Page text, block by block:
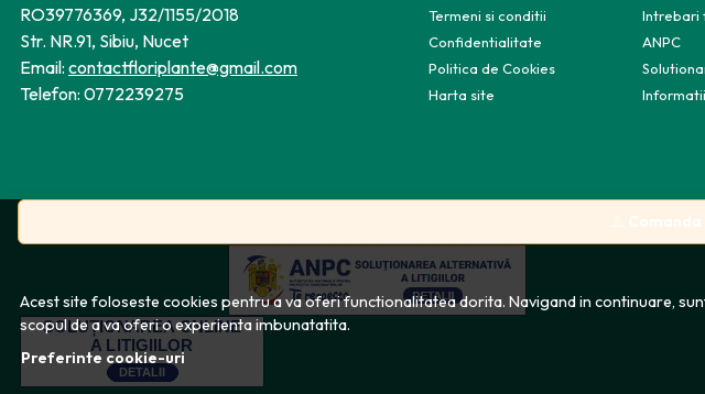
⚠️ Comanda
Acest site foloseste cookies pentru a va oferi functionalitatea dorita. Navigand in continuare,
scopul de a va oferi o experienta imbunatatita.
Preferinte cookie-uri
RO39776369, J32/1155/2018
Str. NR.91, Sibiu, Nucet
Email: contactfloriplante@gmail.com
Telefon: 0772239275
Termeni si conditii
Confidentialitate
Politica de Cookies
Harta site
Intrebari
ANPC